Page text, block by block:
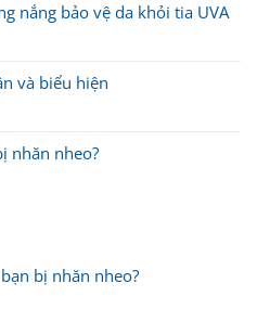
nắng bảo vệ da khỏi tia UVA
và biểu hiện
nhăn nheo?
bị nhăn nheo?